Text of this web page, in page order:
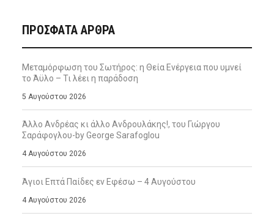
ΠΡΌΣΦΑΤΑ ΆΡΘΡΑ
Μεταμόρφωση του Σωτήρος: η Θεία Ενέργεια που υμνεί
το Άϋλο – Τι λέει η παράδοση
5 Αυγούστου 2026
Άλλο Ανδρέας κι άλλο Ανδρουλάκης!, του Γιώργου
Σαράφογλου-by George Sarafoglou
4 Αυγούστου 2026
Άγιοι Επτά Παίδες εν Εφέσω – 4 Αυγούστου
4 Αυγούστου 2026